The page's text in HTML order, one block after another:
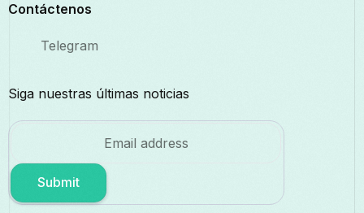
Contáctenos
Telegram
Siga nuestras últimas noticias
Submit